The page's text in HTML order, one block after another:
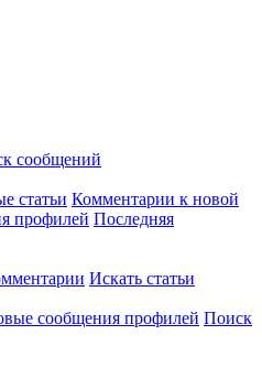
сообщений
статьи Комментарии к новой
профилей Последняя
Искать статьи
сообщения профилей Поиск